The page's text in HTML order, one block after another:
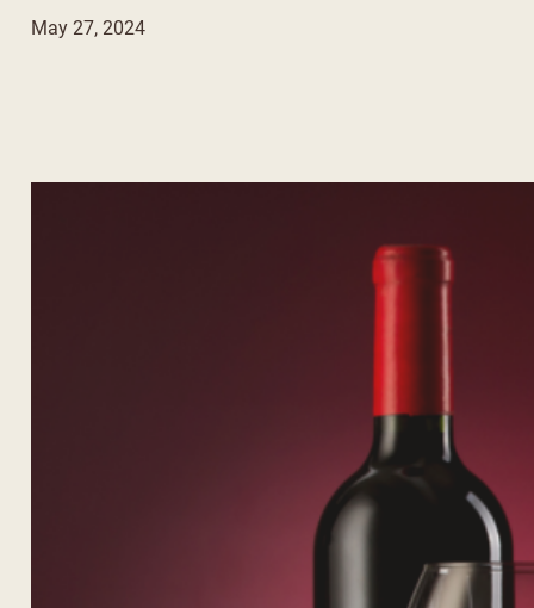
May 27, 2024